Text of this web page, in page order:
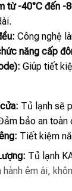
từ -40°C đến -
Công nghệ
năng cấp
Giúp tiết
Tủ lạnh sẽ
bảo an toàn
Tiết kiệm
Tủ lạnh
hành êm ái,